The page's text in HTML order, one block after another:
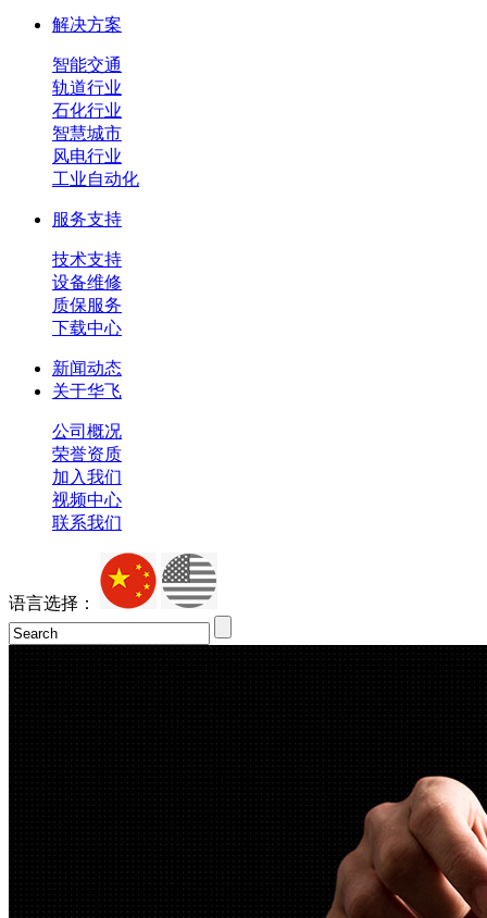
解决方案
智能交通
轨道行业
石化行业
智慧城市
风电行业
工业自动化
服务支持
技术支持
设备维修
质保服务
下载中心
新闻动态
关于华飞
公司概况
荣誉资质
加入我们
视频中心
联系我们
语言选择：